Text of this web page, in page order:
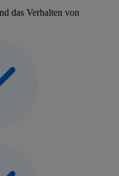
das Verhalten von